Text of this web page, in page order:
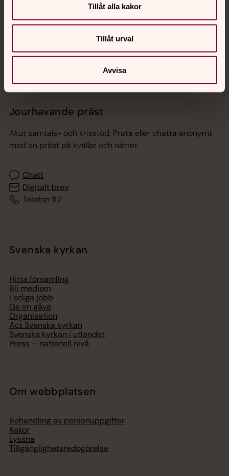
Tillåt alla kakor
Tillåt urval
Avvisa
Jourhavande präst
Akut samtals- och krisstöd. Prata eller chatta anonymt
med en präst på kvällar och nätter.
Chatt
Digitalt brev
Telefon 112
Svenska kyrkan
Hitta församling
Bli medlem
Lediga jobb
Ge en gåva
Organisation
Act Svenska kyrkan
Svenska kyrkan i utlandet
Press – nationell nivå
Om webbplatsen
Behandling av personuppgifter
Kakor
Lyssna
Tillgänglighetsredogörelse